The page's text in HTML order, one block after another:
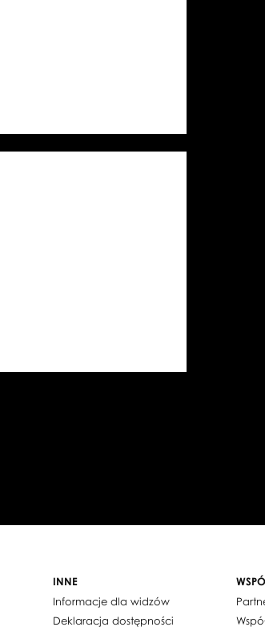
INNE
Informacje dla widzów
Deklaracja dostępności